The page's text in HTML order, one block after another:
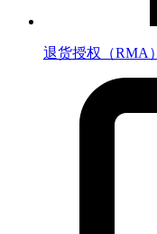
退货授权（RMA）